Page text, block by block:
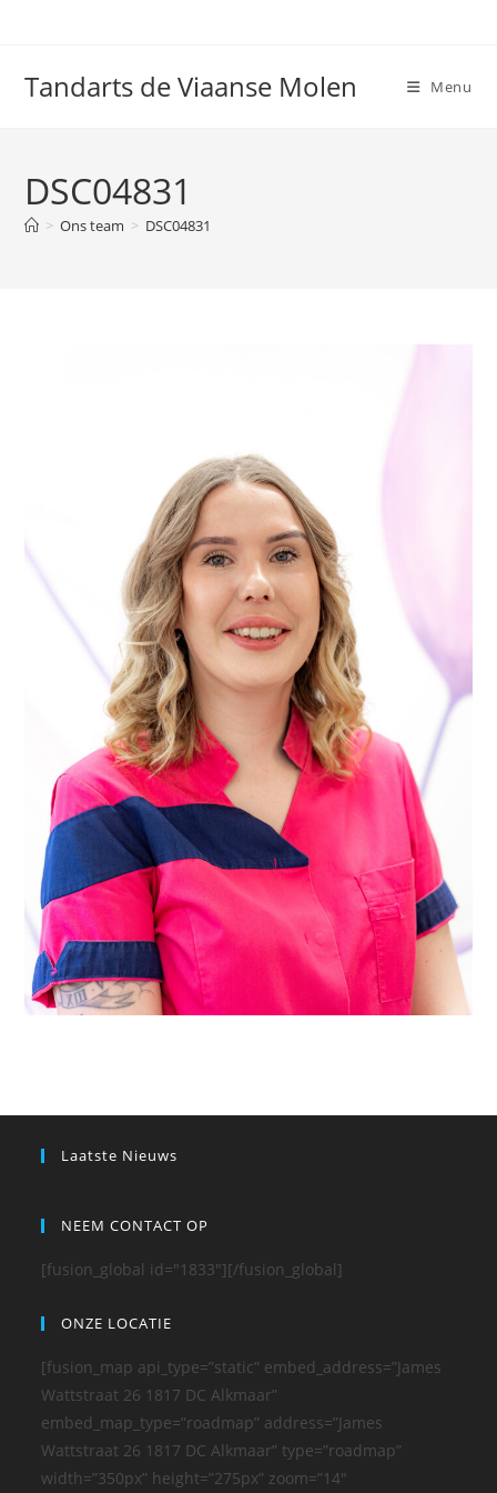
Tandarts de Viaanse Molen Menu
DSC04831
> Ons team > DSC04831
Laatste Nieuws
NEEM CONTACT OP
[fusion_global id="1833"][/fusion_global]
ONZE LOCATIE
[fusion_map api_type=”static” embed_address=”James
Wattstraat 26 1817 DC Alkmaar”
embed_map_type=”roadmap” address=”James
Wattstraat 26 1817 DC Alkmaar” type=”roadmap”
width=”350px” height=”275px” zoom=”14″